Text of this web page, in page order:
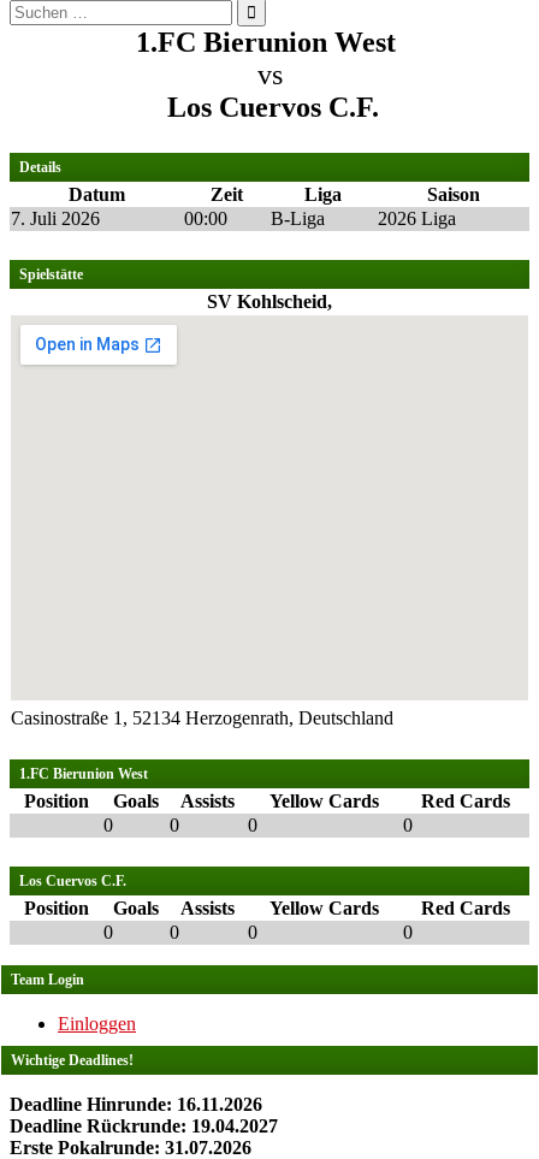
Suchen
nach:
1.FC Bierunion West
vs
Los Cuervos C.F.
Details
Datum Zeit Liga
Saison
7. Juli 2026
00:00 B-Liga 2026 Liga
Spielstätte
SV Kohlscheid,
Casinostraße 1, 52134 Herzogenrath, Deutschland
1.FC Bierunion West
Position Goals Assists Yellow Cards
Red Cards
0
0 0 0
Los Cuervos C.F.
Position Goals Assists Yellow Cards
Red Cards
0
0 0 0
Team Login
Einloggen
Wichtige Deadlines!
Deadline Hinrunde: 16.11.2026
Deadline Rückrunde: 19.04.2027
Erste Pokalrunde: 31.07.2026